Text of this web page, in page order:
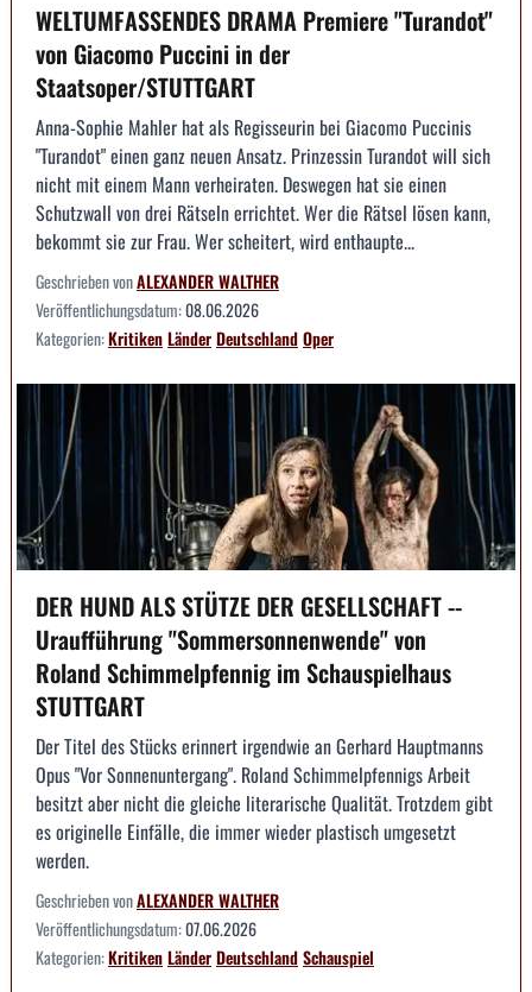
WELTUMFASSENDES DRAMA Premiere "Turandot"
von Giacomo Puccini in der
Staatsoper/STUTTGART
Anna-Sophie Mahler hat als Regisseurin bei Giacomo Puccinis
"Turandot" einen ganz neuen Ansatz. Prinzessin Turandot will sich
nicht mit einem Mann verheiraten. Deswegen hat sie einen
Schutzwall von drei Rätseln errichtet. Wer die Rätsel lösen kann,
bekommt sie zur Frau. Wer scheitert, wird enthaupte...
Geschrieben vonALEXANDER WALTHER
Veröffentlichungsdatum:08.06.2026
Kategorien:KritikenLänderDeutschlandOper
DER HUND ALS STÜTZE DER GESELLSCHAFT --
Uraufführung "Sommersonnenwende" von
Roland Schimmelpfennig im Schauspielhaus
STUTTGART
Der Titel des Stücks erinnert irgendwie an Gerhard Hauptmanns
Opus "Vor Sonnenuntergang". Roland Schimmelpfennigs Arbeit
besitzt aber nicht die gleiche literarische Qualität. Trotzdem gibt
es originelle Einfälle, die immer wieder plastisch umgesetzt
werden.
Geschrieben vonALEXANDER WALTHER
Veröffentlichungsdatum:07.06.2026
Kategorien:KritikenLänderDeutschlandSchauspiel